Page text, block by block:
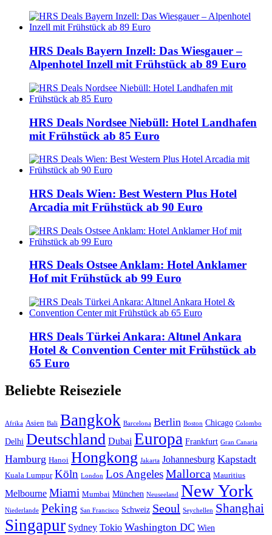
HRS Deals Bayern Inzell: Das Wiesgauer –
Alpenhotel Inzell mit Frühstück ab 89 Euro
HRS Deals Nordsee Niebüll: Hotel Landhafen
mit Frühstück ab 85 Euro
HRS Deals Wien: Best Western Plus Hotel
Arcadia mit Frühstück ab 90 Euro
HRS Deals Ostsee Anklam: Hotel Anklamer
Hof mit Frühstück ab 99 Euro
HRS Deals Türkei Ankara: Altınel Ankara
Hotel & Convention Center mit Frühstück ab
65 Euro
Beliebte Reiseziele
Afrika Asien Bali Bangkok Barcelona Berlin Boston Chicago Colombo
Delhi Deutschland Dubai Europa Frankfurt Gran Canaria
Hamburg Hanoi Hongkong Jakarta Johannesburg Kapstadt
Kuala Lumpur Köln London Los AngelesMallorca Mauritius
Melbourne Miami Mumbai München Neuseeland New York
Niederlande Peking San Francisco Schweiz Seoul Seychellen Shanghai
Singapur Sydney Tokio Washington DC Wien